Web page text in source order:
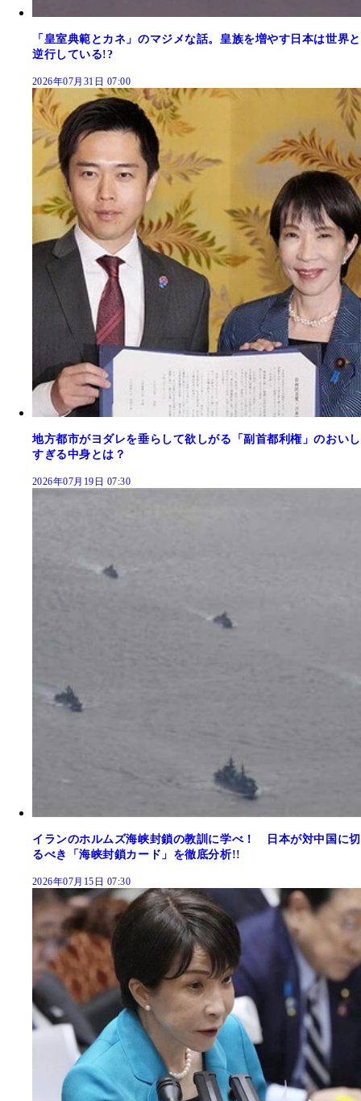
「皇室典範とカネ」のマジメな話。皇族を増やす日本は世界と
逆行している!?
2026年07月31日 07:00
地方都市がヨダレを垂らして欲しがる「副首都利権」のおいし
すぎる中身とは？
2026年07月19日 07:30
イランのホルムズ海峡封鎖の教訓に学べ！ 日本が対中国に切
るべき「海峡封鎖カード」を徹底分析!!
2026年07月15日 07:30